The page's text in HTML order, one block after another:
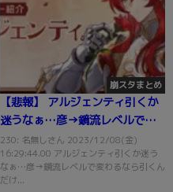
崩スタまとめ
【悲報】 アルジェンティ引くか
迷うなぁ…彦→鏡流レベルで変
わるなら引くんだけど
230: 名無しさん 2023/12/08(金)
16:29:44.00 アルジェンティ引くか迷う
なぁ…彦→鏡流レベルで変わるなら引くん
だけ...